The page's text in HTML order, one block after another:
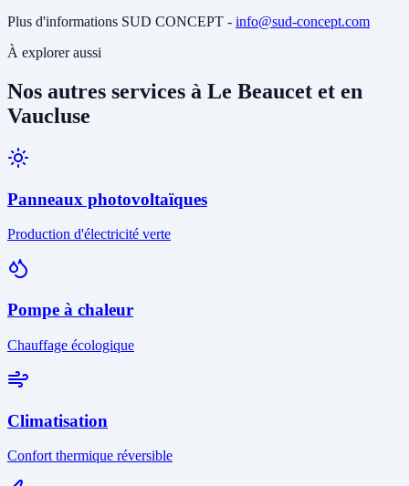
Plus d'informations SUD CONCEPT - info@sud-concept.com
À explorer aussi
Nos autres services à Le Beaucet et en
Vaucluse
Panneaux photovoltaïques
Production d'électricité verte
Pompe à chaleur
Chauffage écologique
Climatisation
Confort thermique réversible